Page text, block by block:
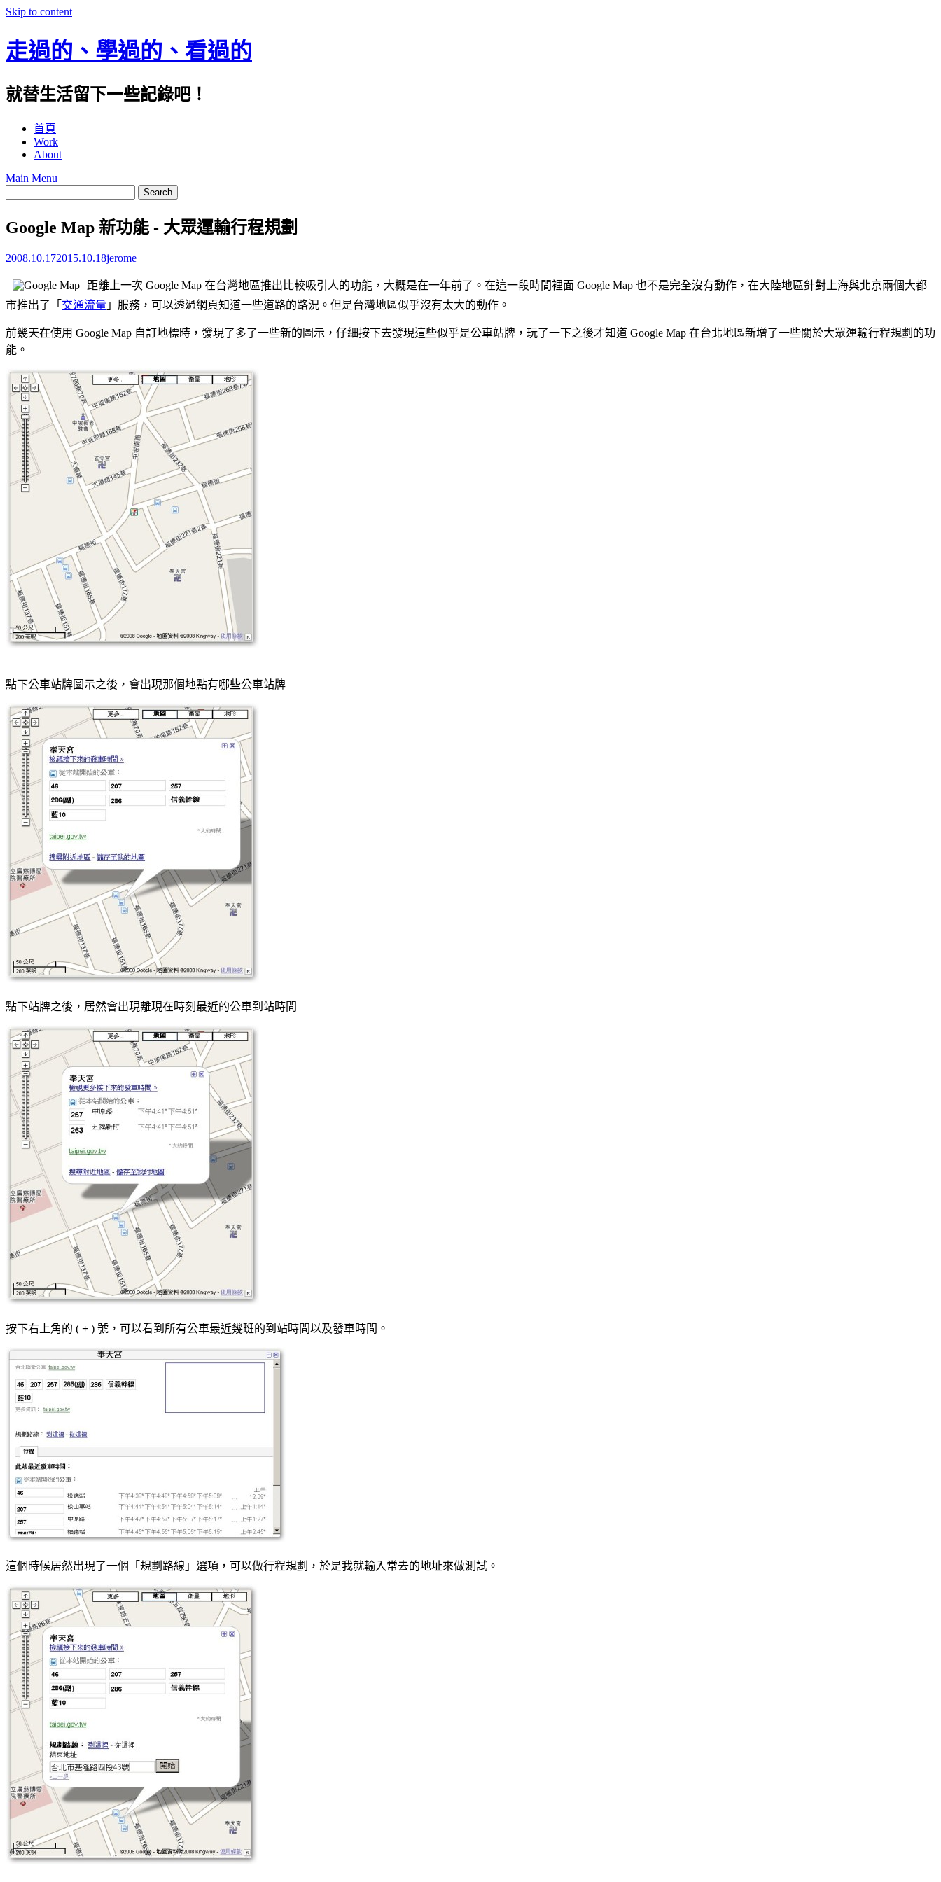
Skip to content
走過的、學過的、看過的
就替生活留下一些記錄吧！
首頁
Work
About
Main Menu
Google Map 新功能 - 大眾運輸行程規劃
2008.10.172015.10.18jerome
距離上一次 Google Map 在台灣地區推出比較吸引人的功能，大概是在一年前了。在這一段時間裡面 Google Map 也不是完全沒有動作，在大陸地區針對上海與北京兩個大都
市推出了「 交通流量 」服務，可以透過網頁知道一些道路的路況。但是台灣地區似乎沒有太大的動作。
前幾天在使用 Google Map 自訂地標時，發現了多了一些新的圖示，仔細按下去發現這些似乎是公車站牌，玩了一下之後才知道 Google Map 在台北地區新增了一些關於大眾運輸行程規劃的功
能。
點下公車站牌圖示之後，會出現那個地點有哪些公車站牌
點下站牌之後，居然會出現離現在時刻最近的公車到站時間
按下右上角的 ( + ) 號，可以看到所有公車最近幾班的到站時間以及發車時間。
這個時候居然出現了一個「規劃路線」選項，可以做行程規劃，於是我就輸入常去的地址來做測試。